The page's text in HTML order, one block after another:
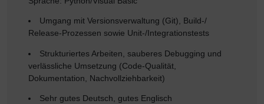
Umgang mit Versionsverwaltung (Git), Build-/
Release-Prozessen sowie Unit-/Integrationstests
Strukturiertes Arbeiten, sauberes Debugging und
verlässliche Umsetzung (Code-Qualität,
Dokumentation, Nachvollziehbarkeit)
Sehr gutes Deutsch, gutes Englisch